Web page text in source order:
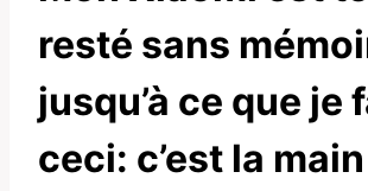
resté sans
jusqu’à ce que je
ceci: c’est la